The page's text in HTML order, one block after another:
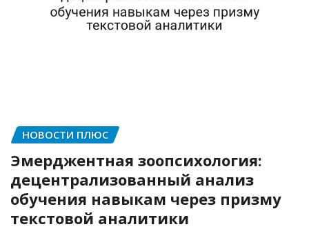
НОВОСТИ ПЛЮС
Эмерджентная зоопсихология:
децентрализованный анализ
обучения навыкам через призму
текстовой аналитики